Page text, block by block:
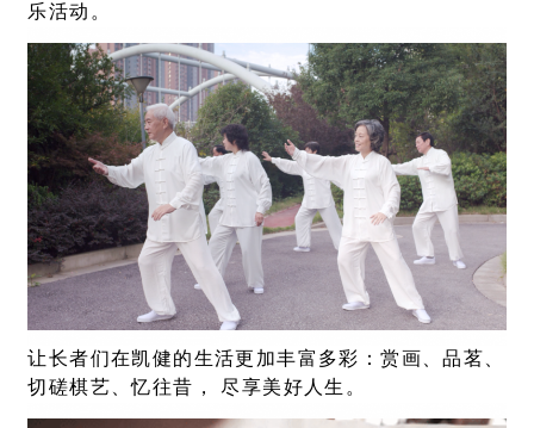
乐活动。
让长者们在凯健的生活更加丰富多彩：赏画、品茗、
切磋棋艺、忆往昔， 尽享美好人生。